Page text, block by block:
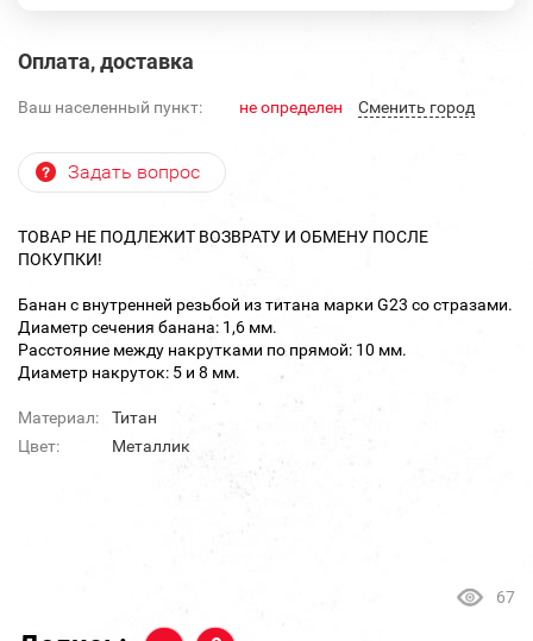
Оплата, доставка
Ваш населенный пункт: не определен Cменить город
Задать вопрос
ТОВАР НЕ ПОДЛЕЖИТ ВОЗВРАТУ И ОБМЕНУ ПОСЛЕ
ПОКУПКИ!
Банан с внутренней резьбой из титана марки G23 со стразами.
Диаметр сечения банана: 1,6 мм.
Расстояние между накрутками по прямой: 10 мм.
Диаметр накруток: 5 и 8 мм.
Материал:
Титан
Цвет:
Металлик
67